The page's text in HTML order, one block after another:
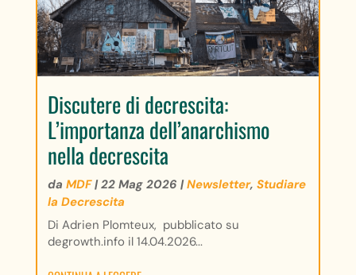
Discutere di decrescita:
L’importanza dell’anarchismo
nella decrescita
da MDF|22 Mag 2026 |Newsletter, Studiare
la Decrescita
Di Adrien Plomteux, pubblicato su
degrowth.info il 14.04.2026...